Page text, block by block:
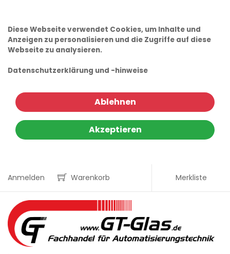
Diese Webseite verwendet Cookies, um Inhalte und
Anzeigen zu personalisieren und die Zugriffe auf diese
Webseite zu analysieren.
Datenschutzerklärung und -hinweise
Ablehnen
Akzeptieren
Anmelden Warenkorb Merkliste